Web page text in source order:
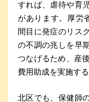
すれば、虐待や育
があります。厚労
間目に発症のリス
の不調の兆しを早
つなげるため、産
費用助成を実施す
北区でも、保健師